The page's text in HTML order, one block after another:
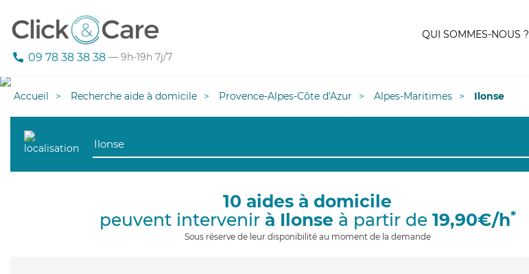
09 78 38 38 38 — 9h-19h 7j/7
QUI SOMMES-NOUS ?
Accueil Recherche aide à domicile Provence-Alpes-Côte d'Azur Alpes-Maritimes Ilonse
10 aides à domicile
peuvent intervenir à Ilonse à partir de 19,90€/h*
Sous réserve de leur disponibilité au moment de la demande